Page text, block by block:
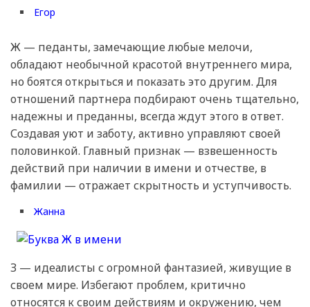
Егор
Ж — педанты, замечающие любые мелочи,
обладают необычной красотой внутреннего мира,
но боятся открыться и показать это другим. Для
отношений партнера подбирают очень тщательно,
надежны и преданны, всегда ждут этого в ответ.
Создавая уют и заботу, активно управляют своей
половинкой. Главный признак — взвешенность
действий при наличии в имени и отчестве, в
фамилии — отражает скрытность и уступчивость.
Жанна
З — идеалисты с огромной фантазией, живущие в
своем мире. Избегают проблем, критично
относятся к своим действиям и окружению, чем